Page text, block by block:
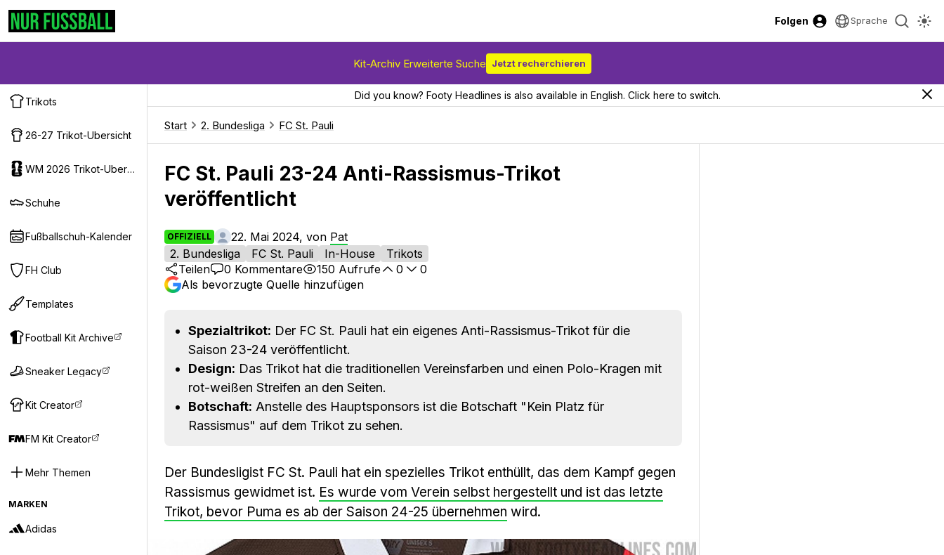
Folgen Sprache
Kit-Archiv Erweiterte Suche Jetzt recherchieren
Trikots
26-27 Trikot-Ubersicht
WM 2026 Trikot-Ubersicht
Schuhe
Fußballschuh-Kalender
FH Club
Templates
Football Kit Archive
Sneaker Legacy
Kit Creator
FM Kit Creator
Mehr Themen
MARKEN
Adidas
Did you know? Footy Headlines is also available in English. Click here to switch.
Start 2. Bundesliga FC St. Pauli
FC St. Pauli 23-24 Anti-Rassismus-Trikot
veröffentlicht
OFFIZIELL 22. Mai 2024, von Pat
2. Bundesliga
FC St. Pauli In-House
Trikots
Teilen
0 Kommentare 150 Aufrufe 0
0
Als bevorzugte Quelle hinzufügen
Spezialtrikot: Der FC St. Pauli hat ein eigenes Anti-Rassismus-Trikot für die
Saison 23-24 veröffentlicht.
Design: Das Trikot hat die traditionellen Vereinsfarben und einen Polo-Kragen mit
rot-weißen Streifen an den Seiten.
Botschaft: Anstelle des Hauptsponsors ist die Botschaft "Kein Platz für
Rassismus" auf dem Trikot zu sehen.
Der Bundesligist FC St. Pauli hat ein spezielles Trikot enthüllt, das dem Kampf gegen
Rassismus gewidmet ist. Es wurde vom Verein selbst hergestellt und ist das letzte
Trikot, bevor Puma es ab der Saison 24-25 übernehmen wird.